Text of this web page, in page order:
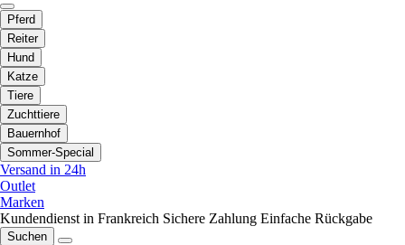
Pferd
Reiter
Hund
Katze
Tiere
Zuchttiere
Bauernhof
Sommer-Special
Versand in 24h
Outlet
Marken
Kundendienst in Frankreich Sichere Zahlung Einfache Rückgabe
Suchen